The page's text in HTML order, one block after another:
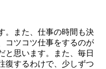
。また、仕事の時間も決
コツコツ仕事をするのが
と思います。また、毎日
復するわけで、少しずつ